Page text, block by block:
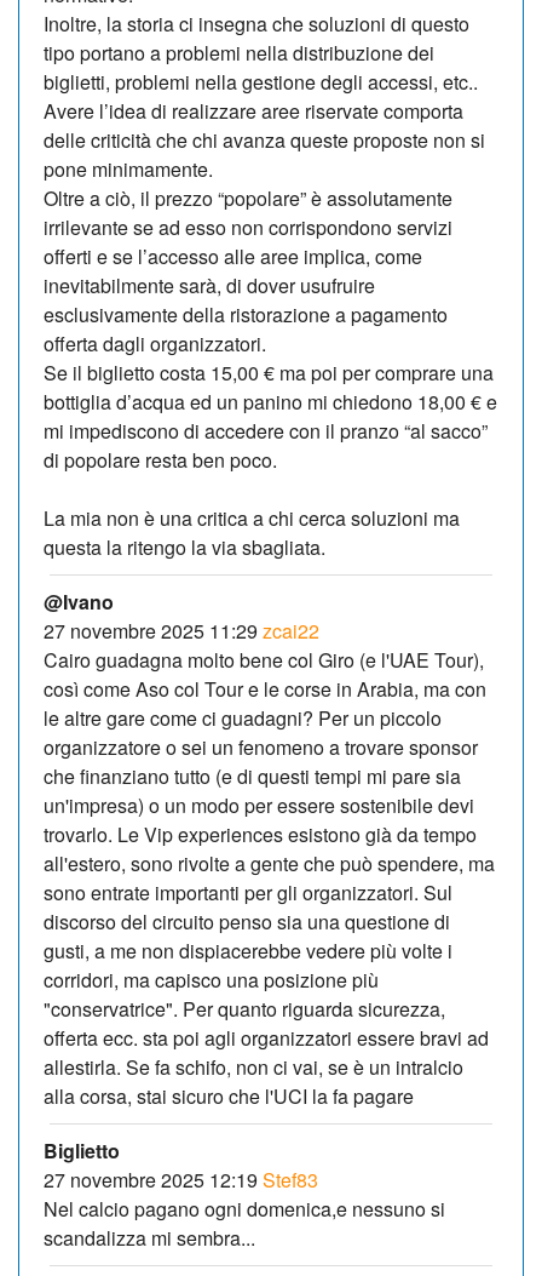
Inoltre, la storia ci insegna che soluzioni di questo
tipo portano a problemi nella distribuzione dei
biglietti, problemi nella gestione degli accessi, etc..
Avere l’idea di realizzare aree riservate comporta
delle criticità che chi avanza queste proposte non si
pone minimamente.
Oltre a ciò, il prezzo “popolare” è assolutamente
irrilevante se ad esso non corrispondono servizi
offerti e se l’accesso alle aree implica, come
inevitabilmente sarà, di dover usufruire
esclusivamente della ristorazione a pagamento
offerta dagli organizzatori.
Se il biglietto costa 15,00 € ma poi per comprare una
bottiglia d’acqua ed un panino mi chiedono 18,00 € e
mi impediscono di accedere con il pranzo “al sacco”
di popolare resta ben poco.
La mia non è una critica a chi cerca soluzioni ma
questa la ritengo la via sbagliata.
@Ivano
27 novembre 2025 11:29 zcai22
Cairo guadagna molto bene col Giro (e l'UAE Tour),
così come Aso col Tour e le corse in Arabia, ma con
le altre gare come ci guadagni? Per un piccolo
organizzatore o sei un fenomeno a trovare sponsor
che finanziano tutto (e di questi tempi mi pare sia
un'impresa) o un modo per essere sostenibile devi
trovarlo. Le Vip experiences esistono già da tempo
all'estero, sono rivolte a gente che può spendere, ma
sono entrate importanti per gli organizzatori. Sul
discorso del circuito penso sia una questione di
gusti, a me non dispiacerebbe vedere più volte i
corridori, ma capisco una posizione più
"conservatrice". Per quanto riguarda sicurezza,
offerta ecc. sta poi agli organizzatori essere bravi ad
allestirla. Se fa schifo, non ci vai, se è un intralcio
alla corsa, stai sicuro che l'UCI la fa pagare
Biglietto
27 novembre 2025 12:19 Stef83
Nel calcio pagano ogni domenica,e nessuno si
scandalizza mi sembra...